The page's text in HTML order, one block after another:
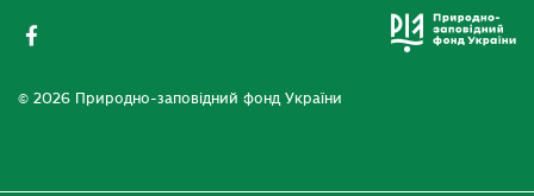
© 2026 Природно-заповідний фонд України